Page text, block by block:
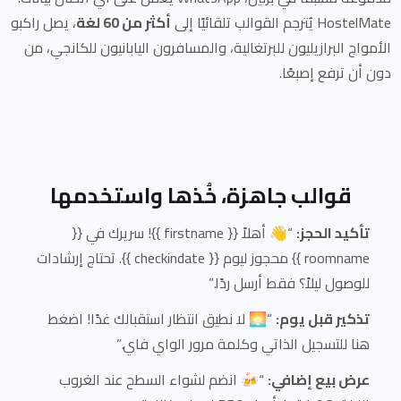
HostelMate يُترجم القوالب تلقائيًا إلى
أكثر من 60 لغة
، يصل راكبو
الأمواج البرازيليون للبرتغالية، والمسافرون اليابانيون للكانجي، من
دون أن ترفع إصبعًا.
قوالب جاهزة، خُذها واستخدمها
تأكيد الحجز:“👋 أهلاً {{ first
name }}! سريرك في {{
roomname }} محجوز ليوم {{ check in
date }}. تحتاج إرشادات
للوصول ليلاً؟ فقط أرسل ردًا.”
تذكير قبل يوم:“🌅 لا نطيق انتظار استقبالك غدًا! اضغط
هنا للتسجيل الذاتي وكلمة مرور الواي فاي.”
عرض بيع إضافي:“🍻 انضم لشواء السطح عند الغروب